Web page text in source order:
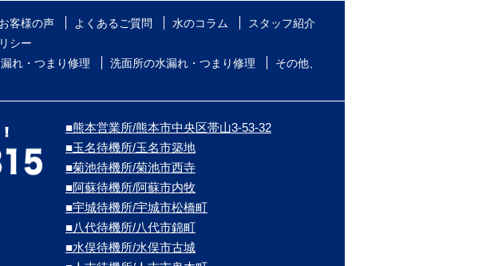
客様の声 よくあるご質問 水のコラム
スタッフ紹介
シー
れ・つまり修理 洗面所の水漏れ・つまり修理
その他、
■熊本営業所/熊本市中央区帯山3-53-32
■玉名待機所/玉名市築地
■菊池待機所/菊池市西寺
■阿蘇待機所/阿蘇市内牧
■宇城待機所/宇城市松橋町
■八代待機所/八代市錦町
■水俣待機所/水俣市古城